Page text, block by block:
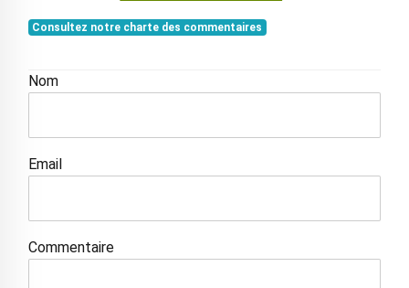
Consultez notre charte des commentaires
Nom
Email
Commentaire